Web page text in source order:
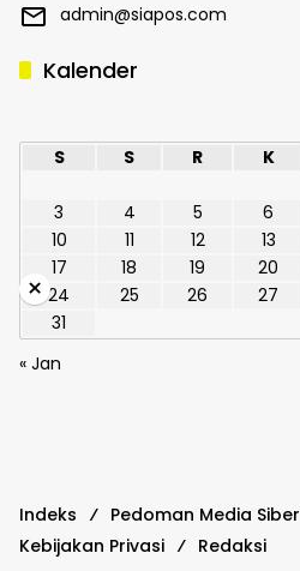
admin@siapos.com
Kalender
S
S R K
3
4 5 6
10
11 12 13
17
18 19 20
24
25 26 27
31
« Jan
Indeks Pedoman Media Siber
Kebijakan Privasi
Redaksi
×